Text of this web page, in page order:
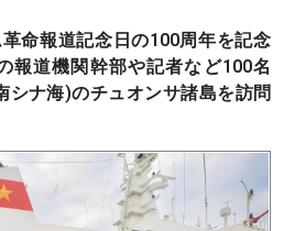
革命報道記念日の100周年を記念
報道機関幹部や記者など100名
シナ海)のチュオンサ諸島を訪問